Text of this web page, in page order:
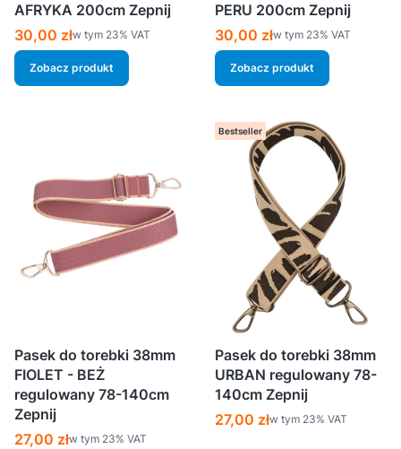
AFRYKA 200cm Zepnij
Cena brutto
30,00 złw tym %s VAT
w tym 23% VAT
Zobacz produkt
PERU 200cm Zepnij
Cena brutto
30,00 złw tym %s VAT
w tym 23% VAT
Zobacz produkt
Pasek do torebki 38mm
FIOLET - BEŻ
regulowany 78-140cm
Zepnij
Cena brutto
27,00 złw tym %s VAT
w tym 23% VAT
Bestseller
Pasek do torebki 38mm
URBAN regulowany 78-
140cm Zepnij
Cena brutto
27,00 złw tym %s VAT
w tym 23% VAT